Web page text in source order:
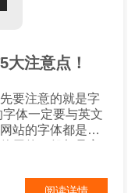
大注意点！
要注意的就是字
站的字体都是按
就看起来特别别
站长常用的字体
阅读详情